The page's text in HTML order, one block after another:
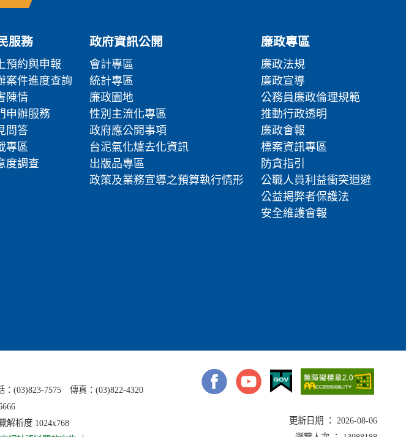
服務
預約與申報
案件進度查詢
陳情
申辦服務
問答
專區
度調查
政府資訊公開
會計專區
統計專區
廉政園地
性別主流化專區
政府應公開事項
台泥氣化爐去化資訊
出版品專區
政策及業務宣導之預算執行情形
廉政專區
廉政法規
廉政宣導
公務員廉政倫理規範
推動行政透明
廉政會報
標案資訊專區
防貪指引
公職人員利益衝突迴避
公益揭弊者保護法
安全維護會報
(03)823-7575 傳真：(03)822-4320
解析度 1024x768
更新日期 ： 2026-08-06